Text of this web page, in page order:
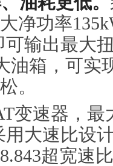
净功率
可输出最大
油箱，可实
。
变速器，最
用大速比设
超宽速